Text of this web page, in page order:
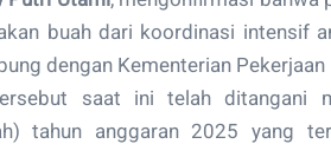
buah dari koordinasi intensif
dengan Kementerian Pekerjaan
saat ini telah ditangani
tahun anggaran 2025 yang